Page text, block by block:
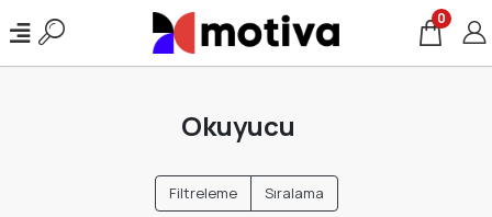
0
Okuyucu
Filtreleme Sıralama